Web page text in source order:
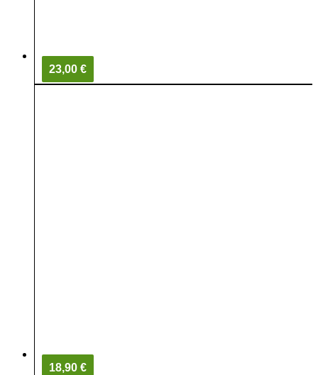
23,00 €
18,90 €